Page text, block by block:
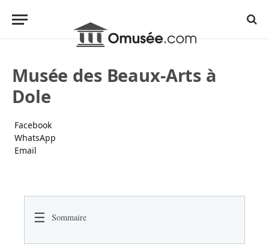
Musée des Beaux-Arts à
Dole
Facebook
WhatsApp
Email
☰ Sommaire